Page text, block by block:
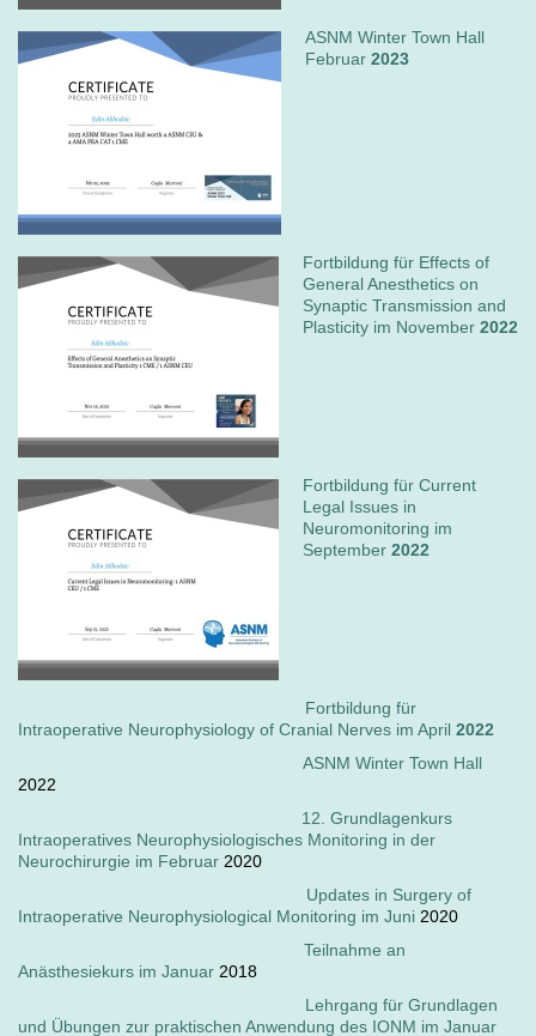
ASNM Winter Town Hall
Februar 2023
Fortbildung für Effects of
General Anesthetics on
Synaptic Transmission and
Plasticity im November 2022
Fortbildung für Current
Legal Issues in
Neuromonitoring im
September 2022
Fortbildung für
Intraoperative Neurophysiology of Cranial Nerves im April 2022
ASNM Winter Town Hall
2022
12. Grundlagenkurs
Intraoperatives Neurophysiologisches Monitoring in der
Neurochirurgie im Februar 2020
Updates in Surgery of
Intraoperative Neurophysiological Monitoring im Juni 2020
Teilnahme an
Anästhesiekurs im Januar 2018
Lehrgang für Grundlagen
und Übungen zur praktischen Anwendung des IONM im Januar